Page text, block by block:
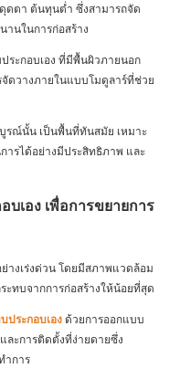
ดตา ต้นทุนต่ำ ซึ่งสามารถจัด
านในการก่อสร้าง
ระกอบเอง ที่มีพื้นผิวภายนอก
ดวางภายในแบบโมดูลาร์ที่ช่วย
รณ์นั้น เป็นพื้นที่ทันสมัย ​​เหมาะ
ารได้อย่างมีประสิทธิภาพ และ
บเอง เพื่อการขยายการ
างเร่งด่วน โดยมีสภาพแวดล้อม
ะทบจากการก่อสร้างให้น้อยที่สุด
ประกอบเองด้วยการออกแบบ
ละการติดตั้งที่ง่ายดายซึ่ง
ำการ